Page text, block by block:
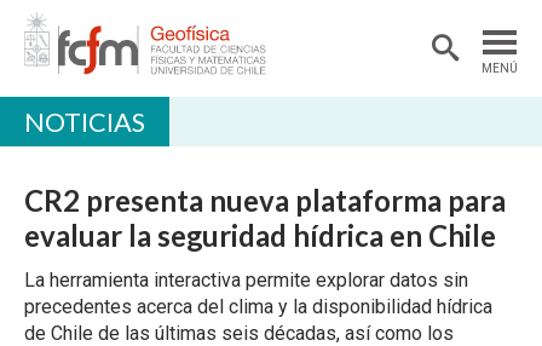
MENÚ
DOCENCIA
INVESTIGACIÓN
EXTENSIÓN
NOTICIAS
CR2 presenta nueva plataforma para
evaluar la seguridad hídrica en Chile
La herramienta interactiva permite explorar datos sin
precedentes acerca del clima y la disponibilidad hídrica
de Chile de las últimas seis décadas, así como los